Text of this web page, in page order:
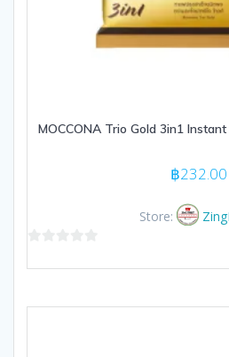
MOCCONA Trio Gold 3in1
฿232.00
Store: